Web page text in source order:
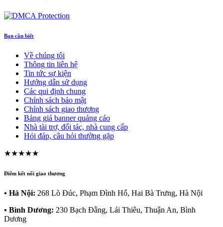
Bạn cần biết
Về chúng tôi
Thông tin liên hệ
Tin tức sự kiện
Hướng dẫn sử dụng
Các qui định chung
Chính sách bảo mật
Chính sách giao thương
Bảng giá banner quảng cáo
Nhà tài trợ, đối tác, nhà cung cấp
Hỏi đáp, câu hỏi thường gặp
★★★★★
Điểm kết nối giao thương
• Hà Nội: 268 Lò Đúc, Phạm Đình Hổ, Hai Bà Trưng, Hà Nội
• Bình Dương: 230 Bạch Đằng, Lái Thiêu, Thuận An, Bình
Dương